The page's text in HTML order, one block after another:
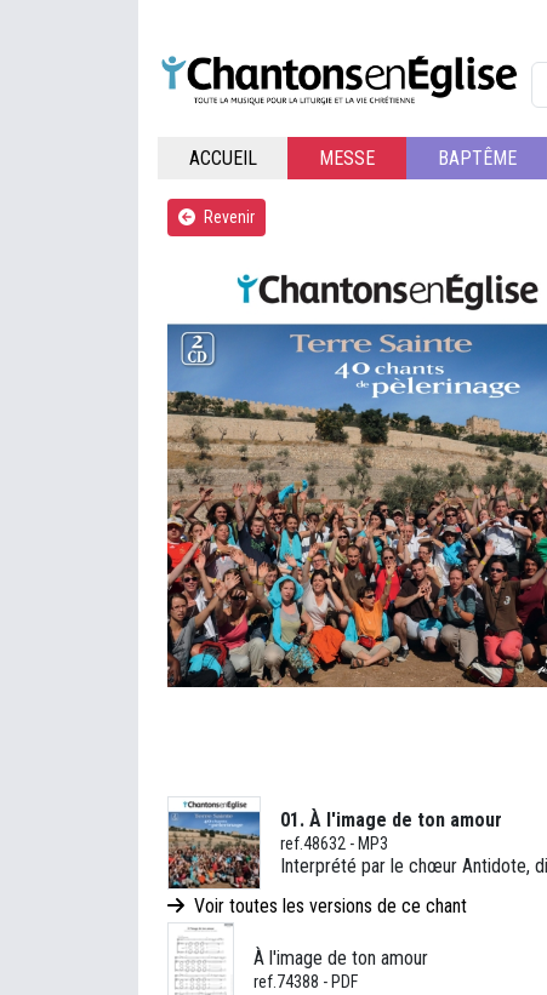
ACCUEIL MESSE BAPTÊME
Revenir
01. À l'image de ton amour
ref.48632 - MP3
Interprété par le chœur Antidote,
Voir toutes les versions de ce chant
À l'image de ton amour
ref.74388 - PDF